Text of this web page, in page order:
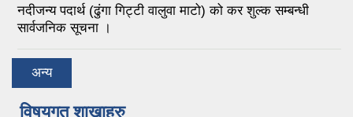
नदीजन्य पदार्थ (ढुंगा गिट्टी वालुवा माटो) को कर शुल्क सम्बन्धी
सार्वजनिक सूचना ।
अन्य
विषयगत शाखाहरु